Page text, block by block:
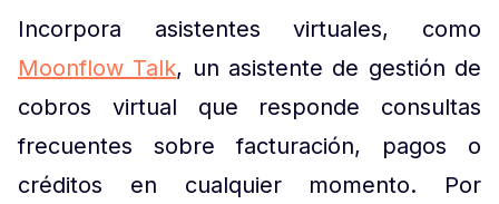
Incorpora asistentes virtuales, como
Moonflow Talk, un asistente de gestión de
cobros virtual que responde consultas
frecuentes sobre facturación, pagos o
créditos en cualquier momento. Por